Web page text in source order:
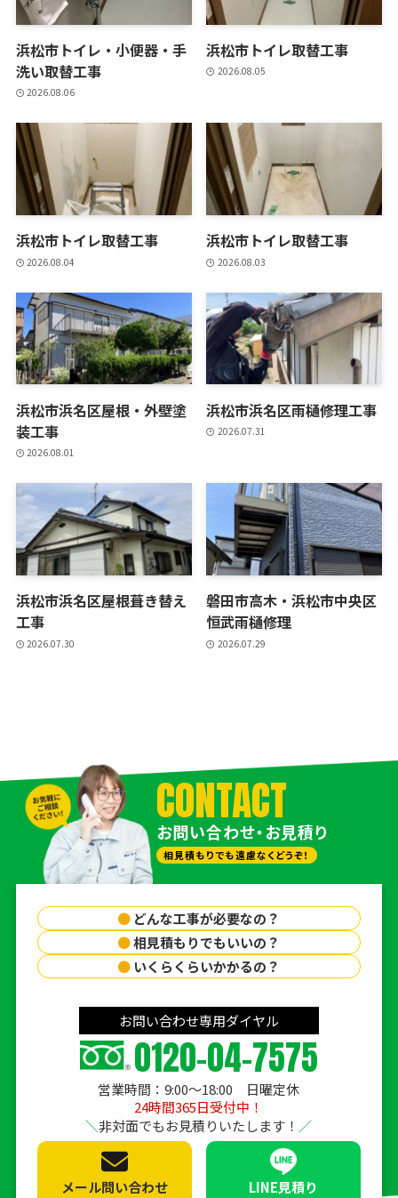
浜松市トイレ・小便器・手
洗い取替工事
2026.08.06
浜松市トイレ取替工事
2026.08.05
浜松市トイレ取替工事
2026.08.04
浜松市トイレ取替工事
2026.08.03
浜松市浜名区屋根・外壁塗
装工事
2026.08.01
浜松市浜名区雨樋修理工事
2026.07.31
浜松市浜名区屋根葺き替え
工事
2026.07.30
磐田市高木・浜松市中央区
恒武雨樋修理
2026.07.29
CONTACT
お問い合わせ・お見積り
相見積もりでも遠慮なくどうぞ！
● どんな工事が必要なの？
●相見積もりでもいいの？
● いくらくらいかかるの？
お問い合わせ専用ダイヤル
0120-04-7575
営業時間：9:00〜18:00 日曜定休
24時間365日受付中！
非対面でもお見積りいたします！
メール問い合わせ LINE見積り